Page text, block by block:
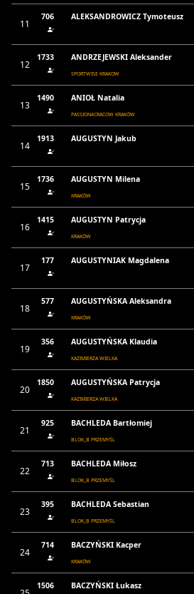
11
706
ALEKSANDROWICZ Tymoteusz
12
1733 ANDRZEJEWSKI Aleksander
SPORTWISE KRAKOW
13
1490 ANIOŁ Natalia
PASSION4CRACOW KRAKÓW
14
1913
AUGUSTYN Jakub
15
1736 AUGUSTYN Milena
KRAKÓW
16
1415 AUGUSTYN Patrycja
KRAKÓW
17
177
AUGUSTYNIAK Magdalena
18
577 AUGUSTYŃSKA Aleksandra
KRAKÓW
19
356 AUGUSTYŃSKA Klaudia
KAZIMIERZA WIELKA
20
1850 AUGUSTYŃSKA Patrycja
KAZIMIERZA WIELKA
21
925 BACHLEDA Bartłomiej
BLOK_B PRZEMYŚL
22
713 BACHLEDA Miłosz
BLOK_B PRZEMYŚL
23
395 BACHLEDA Sebastian
BLOK_B PRZEMYŚL
24
714 BACZYŃSKI Kacper
KRAKÓW
1506 BACZYŃSKI Łukasz